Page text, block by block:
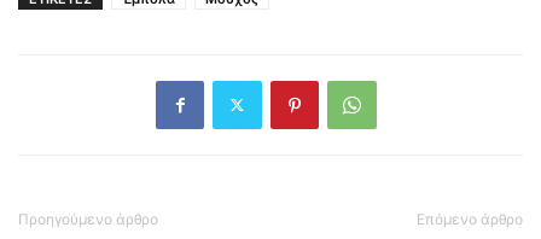
Προηγούμενο άρθρο Επόμενο άρθρο